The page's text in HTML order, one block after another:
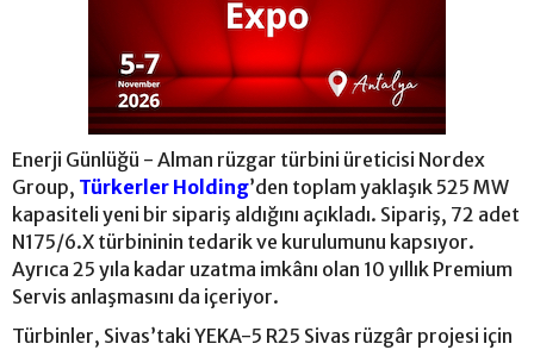
Enerji Günlüğü - Alman rüzgar türbini üreticisi Nordex
Group, Türkerler Holding’den toplam yaklaşık 525 MW
kapasiteli yeni bir sipariş aldığını açıkladı. Sipariş, 72 adet
N175/6.X türbininin tedarik ve kurulumunu kapsıyor.
Ayrıca 25 yıla kadar uzatma imkânı olan 10 yıllık Premium
Servis anlaşmasını da içeriyor.
Türbinler, Sivas’taki YEKA-5 R25 Sivas rüzgâr projesi için